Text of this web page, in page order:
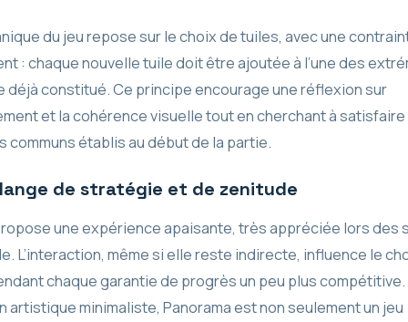
du jeu repose sur le choix de tuiles, avec une
: chaque nouvelle tuile doit être ajoutée à l’une des
déjà constitué. Ce principe encourage une réflexion sur
et la cohérence visuelle tout en cherchant à
communs établis au début de la partie.
de stratégie et de zenitude
une expérience apaisante, très appréciée lors des
L’interaction, même si elle reste indirecte, influence le
chaque garantie de progrès un peu plus compétitive.
artistique minimaliste, Panorama est non seulement un jeu